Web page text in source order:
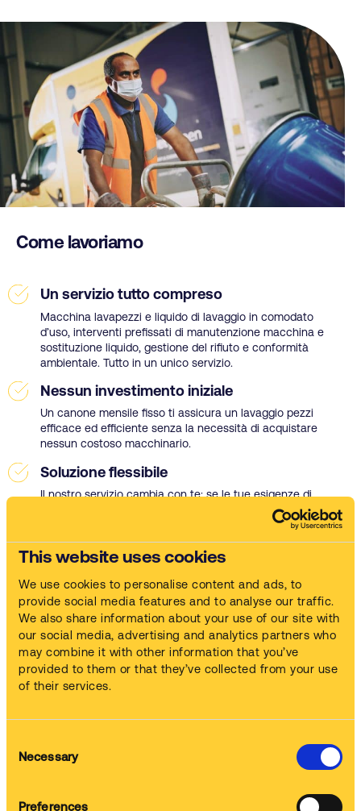
This website uses cookies
We use cookies to personalise content and ads, to
provide social media features and to analyse our traffic.
We also share information about your use of our site with
our social media, advertising and analytics partners who
may combine it with other information that you’ve
provided to them or that they’ve collected from your use
of their services.
Necessary
Preferences
Come lavoriamo
Un servizio tutto compreso
Macchina lavapezzi e liquido di lavaggio in comodato
d’uso, interventi prefissati di manutenzione macchina e
sostituzione liquido, gestione del rifiuto e conformità
ambientale. Tutto in un unico servizio.
Nessun investimento iniziale
Un canone mensile fisso ti assicura un lavaggio pezzi
efficace ed efficiente senza la necessità di acquistare
nessun costoso macchinario.
Soluzione flessibile
Il nostro servizio cambia con te: se le tue esigenze di
lavaggio dovessero cambiare, Safetykleen ti offre la
flessibilità di cambiare soluzione di lavaggio grazie alla sua
ampia gamma.
Guarda il video
Il nostro servizio tutto compreso
Ci occupiamo di fornitura e messa in opera della macchina.